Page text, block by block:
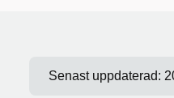
Senast uppdaterad: